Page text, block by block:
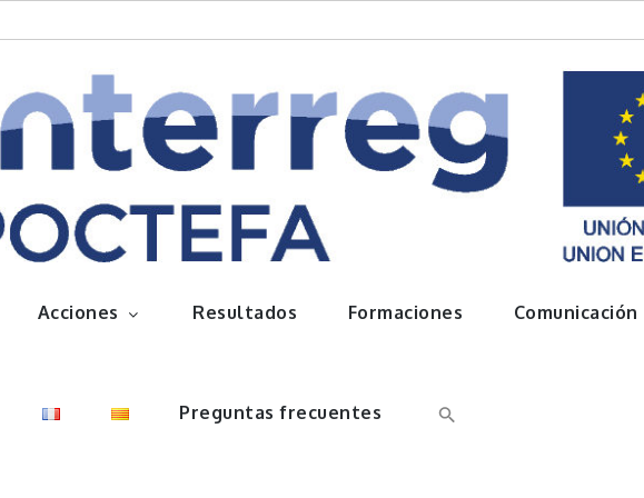
Acciones Resultados Formaciones Comunicación
Preguntas frecuentes